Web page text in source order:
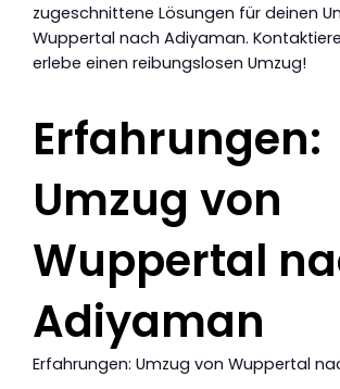
zugeschnittene Lösungen für deinen
Wuppertal nach Adiyaman.
erlebe einen reibungslosen Umzug!
Erfahrungen:
Umzug von
Wuppertal
Adiyaman
Erfahrungen: Umzug von Wuppertal